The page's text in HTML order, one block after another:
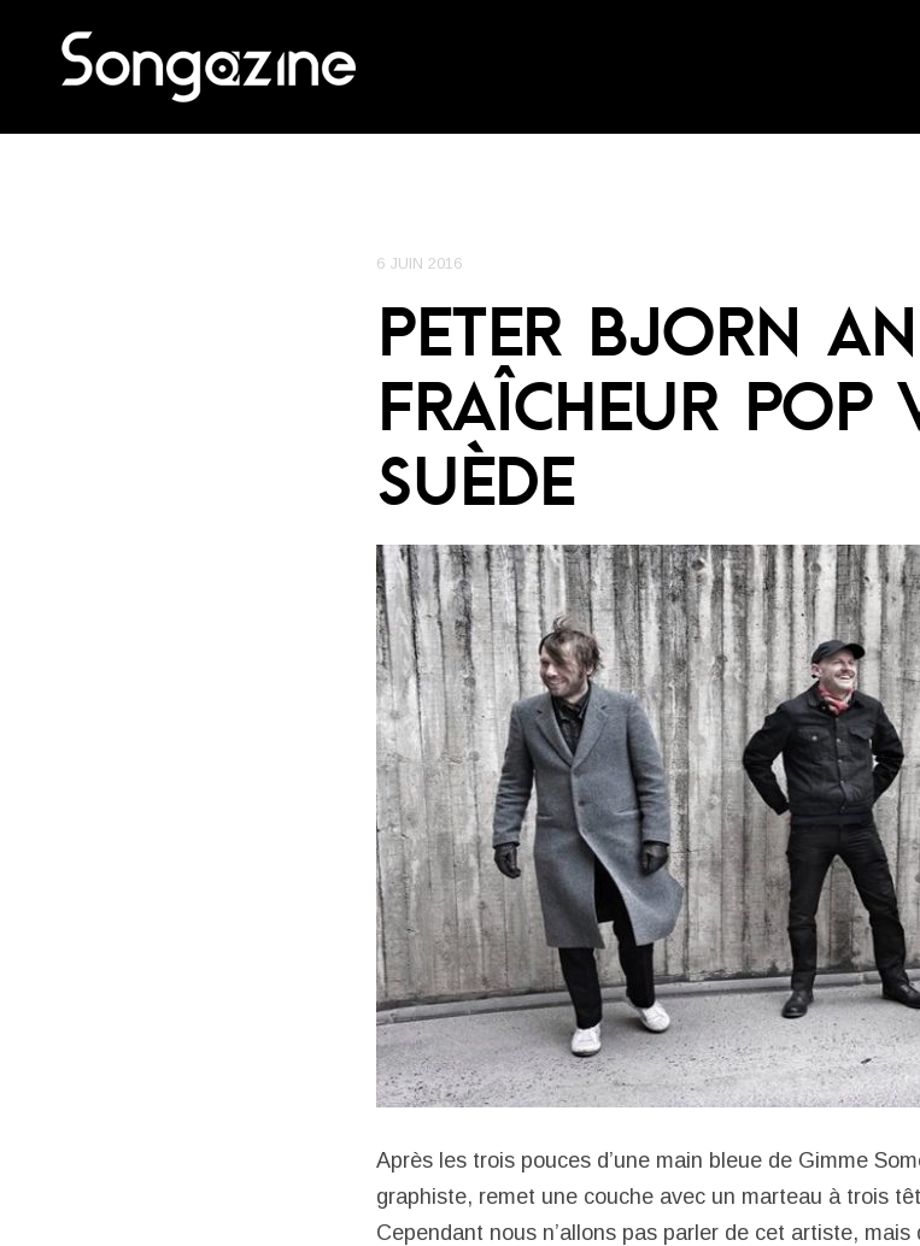
6 JUIN 2016
PETER BJORN
FRAÎCHEUR POP
SUÈDE
Après les trois pouces d’une main bleue de Gimme
graphiste, remet une couche avec un marteau à trois
Cependant nous n’allons pas parler de cet artiste,